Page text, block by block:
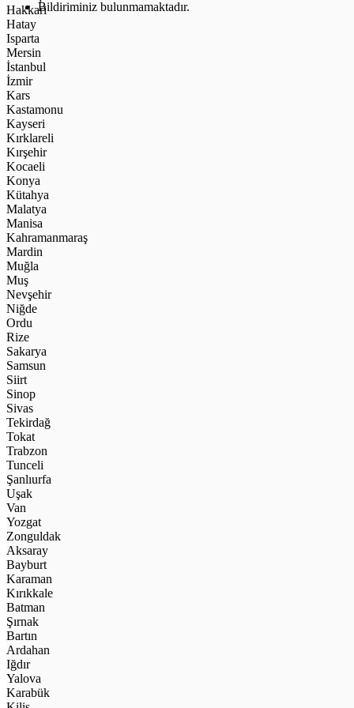
Bildiriminiz bulunmamaktadır.
Hakkari
Hatay
Isparta
Mersin
İstanbul
İzmir
Kars
Kastamonu
Kayseri
Kırklareli
Kırşehir
Kocaeli
Konya
Kütahya
Malatya
Manisa
Kahramanmaraş
Mardin
Muğla
Muş
Nevşehir
Niğde
Ordu
Rize
Sakarya
Samsun
Siirt
Sinop
Sivas
Tekirdağ
Tokat
Trabzon
Tunceli
Şanlıurfa
Uşak
Van
Yozgat
Zonguldak
Aksaray
Bayburt
Karaman
Kırıkkale
Batman
Şırnak
Bartın
Ardahan
Iğdır
Yalova
Karabük